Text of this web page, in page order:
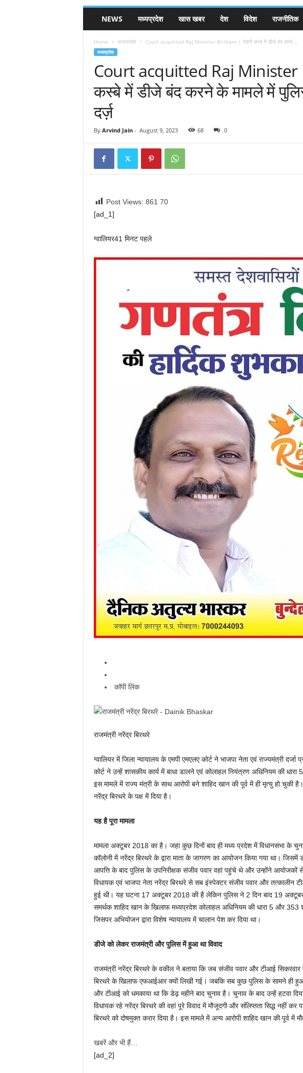
NEWS मध्यप्रदेश खास खबर देश विदेश राजनीतिक
Home मध्यप्रदेश Court acquitted Raj Minister Birthare | पोहरी कस्बे में डीजे बंद करने...
मध्यप्रदेश
Court acquitted Raj Minister
कस्बे में डीजे बंद करने के मामले में
दर्ज़
By Arvind Jain- August 9, 2023 68 0
Post Views: 861 70
[ad_1]
ग्वालियर41 मिनट पहले
कॉपी लिंक
राजमंत्री नरेंद्र बिरथरे
ग्वालियर में जिला न्यायालय के एमपी एमएलए कोर्ट ने भाजपा नेता एवं राज्यमंत्री दर्जा
कोर्ट ने उन्हें शासकीय कार्य में बाधा डालने एवं कोलाहल नियंत्रण अधिनियम की
इस मामले में राज्य मंत्री के साथ आरोपी बने शाहिद खान की पूर्व में ही मृत्यु हो चुकी
नरेंद्र बिरथरे के पक्ष में दिया है।
यह है पूरा मामला
मामला अक्टूबर 2018 का है। जहा कुछ दिनों बाद ही मध्य प्रदेश में विधानसभा के
कॉलोनी में नरेंद्र बिरथरे के द्वारा माता के जागरण का आयोजन किया गया था। जिसमें
आपत्ति के बाद पुलिस के उपनिरीक्षक संजीव पवार वहां पहुंचे थे और उन्होंने आयोजकों
विधायक एवं भाजपा नेता नरेंद्र बिरथरे से सब इंस्पेक्टर संजीव पवार और
हुई थी। यह घटना 17 अक्टूबर 2018 की है लेकिन पुलिस ने 2 दिन बाद 19
समर्थक शाहिद खान के खिलाफ मध्यप्रदेश कोलाहल अधिनियम की धारा 5 और 353
जिसपर अभियोजन द्वारा विशेष न्यायालय में चालान पेश कर दिया था।
डीजे को लेकर राजमंत्री और पुलिस में हुआ था विवाद
राजमंत्री नरेंद्र बिरथरे के वकील ने बताया कि जब संजीव पवार और टीआई सिकरवार
बिरथरे के खिलाफ एफआईआर क्यों लिखी गई। जबकि सब कुछ पुलिस के सामने ही
और टीआई को धमकाया था कि डेढ़ महीने बाद चुनाव है। चुनाव के बाद उन्हें हटवा
विधायक रहे नरेंद्र बिरथरे की वहां पूरे विवाद में मौजूदगी और संलिप्तता सिद्ध नहीं कर
बिरथरे को दोषमुक्त करार दिया है। इस मामले में अन्य आरोपी शाहिद खान की पूर्व में
खबरें और भी हैं…
[ad_2]